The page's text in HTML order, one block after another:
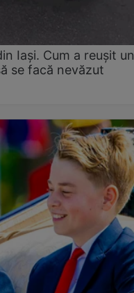
Iași. Cum a reușit un
se facă nevăzut